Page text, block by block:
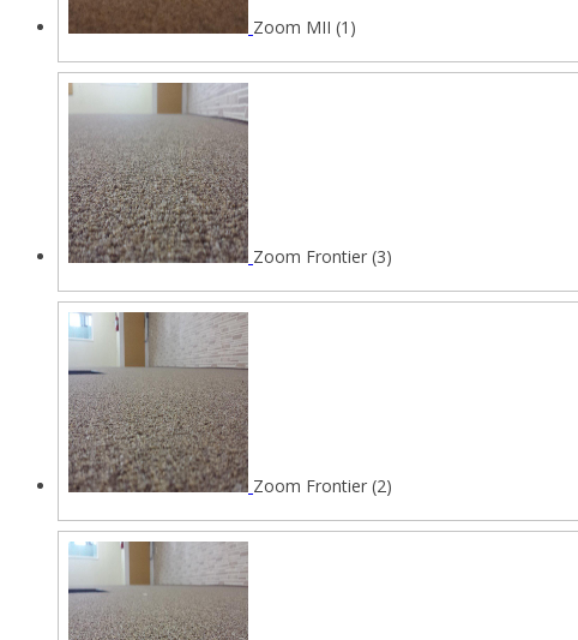
Zoom MII (1)
Zoom Frontier (3)
Zoom Frontier (2)